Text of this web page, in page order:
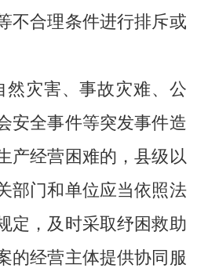
不合理条件进行排斥或
灾害、事故灾难、公
安全事件等突发事件造
产经营困难的，县级以
部门和单位应当依照法
定，及时采取纾困救助
的经营主体提供协同服